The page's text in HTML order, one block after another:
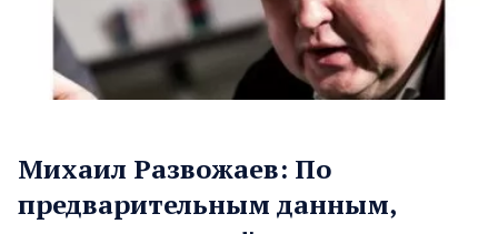
Михаил Развожаев: По
предварительным данным,